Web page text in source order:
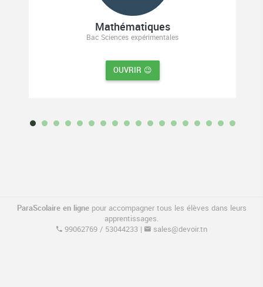
Mathématiques
Bac Sciences expérimentales
OUVRIR 😉
ParaScolaire en lignepour accompagner tous les élèves dans leurs
apprentissages.
99062769/ 53044233| sales@devoir.tn